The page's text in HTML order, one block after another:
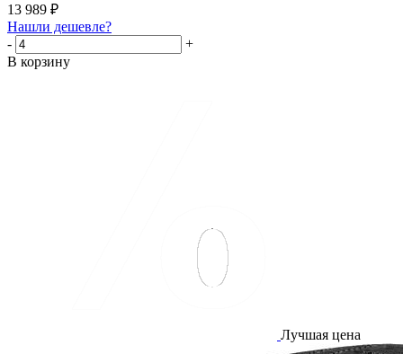
13 989 ₽
Нашли дешевле?
-
+
В корзину
Лучшая цена